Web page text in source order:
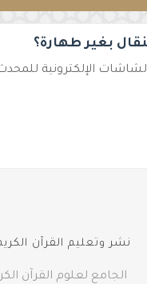
بغير طهارة؟
الإلكترونية
نشر وتعليم القرآن
الجامع لعلوم القرآن